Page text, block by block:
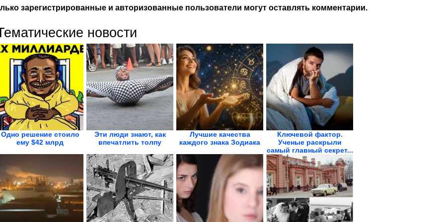
зарегистрированные и авторизованные пользователи могут оставлять комментарии.
новости
Одно решение стоило
ему $42 млрд
Эти люди знают, как
впечатлить толпу
Лучшие качества
каждого знака Зодиака
Ключевой фактор.
Ученые раскрыли
самый главный секрет...